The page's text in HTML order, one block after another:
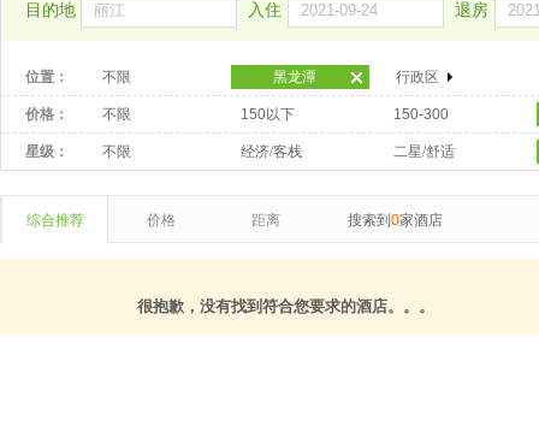
目的地 入住 退房
位置： 不限 黑龙潭 行政区
价格： 不限 150以下 150-300
星级： 不限 经济/客栈 二星/舒适
综合推荐 价格 距离 搜索到 0家酒店
很抱歉，没有找到符合您要求的酒店。。。